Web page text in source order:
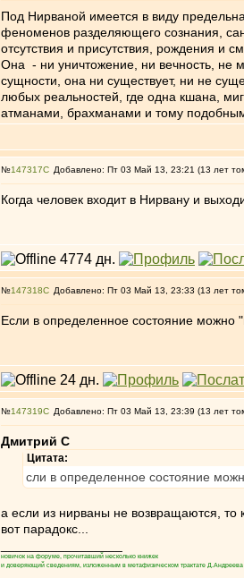
Под Нирваной имеется в виду
феноменов разделяющего сознания,
отсутствия и присутствия, рождения и
Она - ни уничтожение, ни вечность, не
сущности, она ни существует, ни не
любых реальностей, где одна кшана,
атманами, брахманами и тому
№147317 Добавлено: Пт 03 Май 13, 23:21 (13 лет
Когда человек входит в Нирвану и
№147318 Добавлено: Пт 03 Май 13, 23:33 (13 лет
Если в определенное состояние можно
№147319 Добавлено: Пт 03 Май 13, 23:39 (13 лет
Дмитрий С
Цитата:
сли в определенное состояние
а если из нирваны не возвращаются, то
вот парадокс...
новичок на форуме, прочитавший несколько книжек
и доверяющий сведениям, изложенным в метафизическом трактате